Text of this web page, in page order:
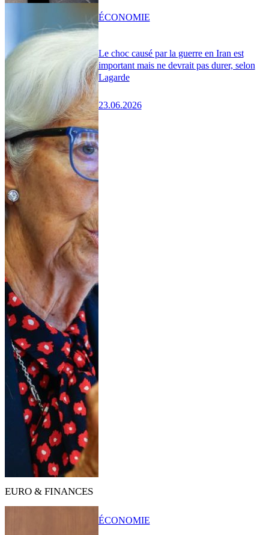
Le choc causé par la guerre en Iran est
important mais ne devrait pas durer, selon
Lagarde
23.06.2026
ÉCONOMIE
EURO & FINANCES
ÉCONOMIE